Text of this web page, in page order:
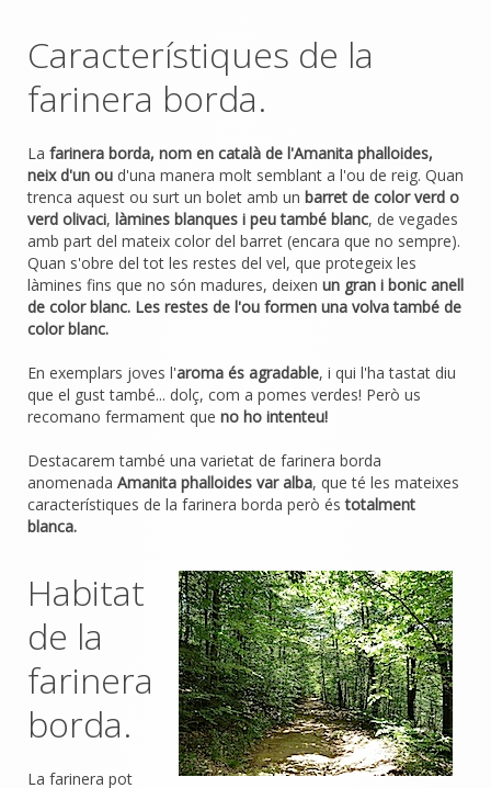
Característiques de la
farinera borda.
La farinera borda, nom en català de l'Amanita phalloides,
neix d'un ou d'una manera molt semblant a l'ou de reig. Quan
trenca aquest ou surt un bolet amb un barret de color verd o
verd olivaci, làmines blanques i peu també blanc, de vegades
amb part del mateix color del barret (encara que no sempre).
Quan s'obre del tot les restes del vel, que protegeix les
làmines fins que no són madures, deixen un gran i bonic anell
de color blanc. Les restes de l'ou formen una volva també de
color blanc.
En exemplars joves l'aroma és agradable, i qui l'ha tastat diu
que el gust també... dolç, com a pomes verdes! Però us
recomano fermament que no ho intenteu!
Destacarem també una varietat de farinera borda
anomenada Amanita phalloides var alba, que té les mateixes
característiques de la farinera borda però és totalment
blanca.
Habitat
de la
farinera
borda.
La farinera pot